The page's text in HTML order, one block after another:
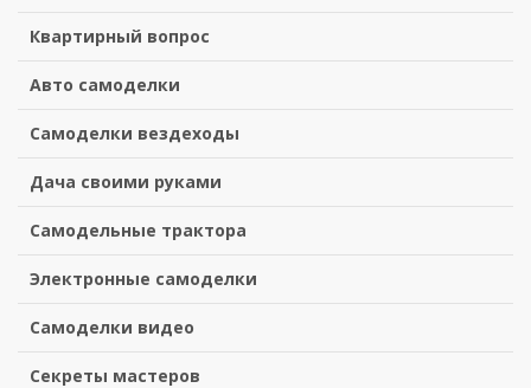
Квартирный вопрос
Авто самоделки
Самоделки вездеходы
Дача своими руками
Самодельные трактора
Электронные самоделки
Самоделки видео
Секреты мастеров